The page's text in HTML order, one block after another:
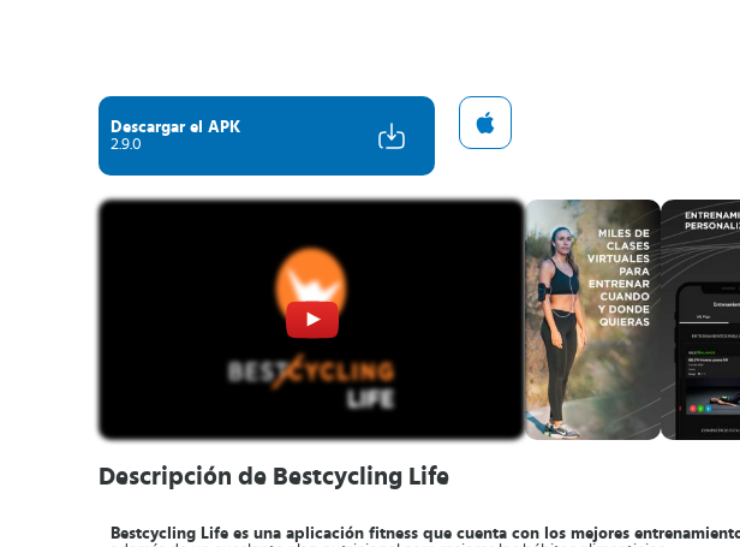
Descargar el APK
2.9.0
Descripción de Bestcycling Life
Bestcycling Life es una aplicación fitness que cuenta con los mejores